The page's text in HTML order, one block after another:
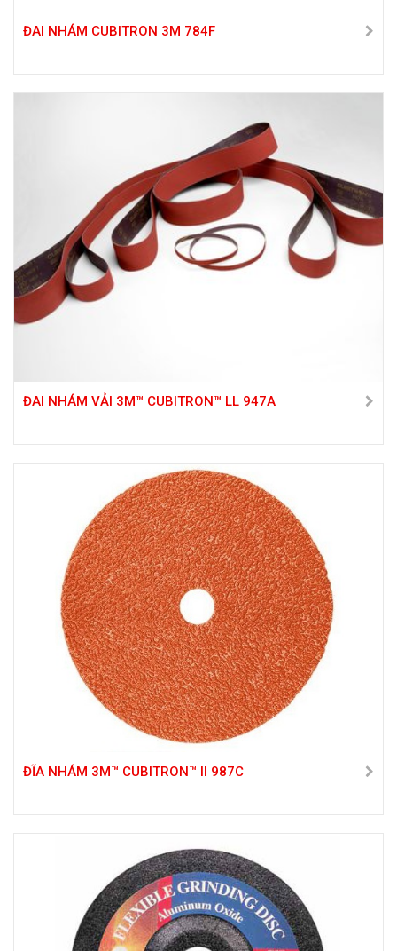
ĐAI NHÁM CUBITRON 3M 784F
ĐAI NHÁM VẢI 3M™ CUBITRON™ LL 947A
ĐĨA NHÁM 3M™ CUBITRON™ II 987C